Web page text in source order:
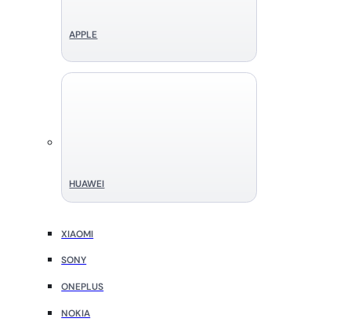
APPLE
HUAWEI
XIAOMI
SONY
ONEPLUS
NOKIA